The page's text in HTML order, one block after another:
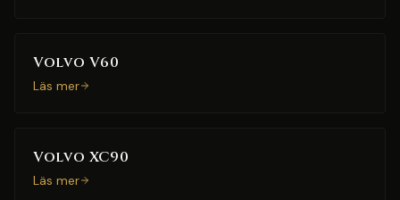
Volvo V60
Läs mer
Volvo XC90
Läs mer